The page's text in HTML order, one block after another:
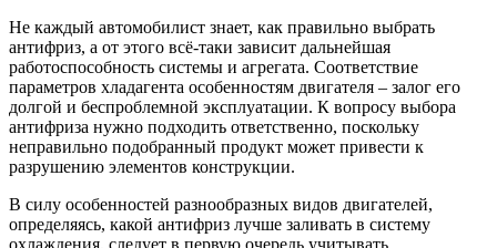
Не каждый автомобилист знает, как правильно выбрать
антифриз, а от этого всё-таки зависит дальнейшая
работоспособность системы и агрегата. Соответствие
параметров хладагента особенностям двигателя – залог его
долгой и беспроблемной эксплуатации. К вопросу выбора
антифриза нужно подходить ответственно, поскольку
неправильно подобранный продукт может привести к
разрушению элементов конструкции.
В силу особенностей разнообразных видов двигателей,
определяясь, какой антифриз лучше заливать в систему
охлаждения, следует в первую очередь учитывать